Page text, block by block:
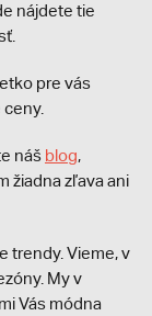
nájdete tie
pre vás
náš blog,
žiadna zľava ani
trendy. Vieme, v
My v
Vás módna